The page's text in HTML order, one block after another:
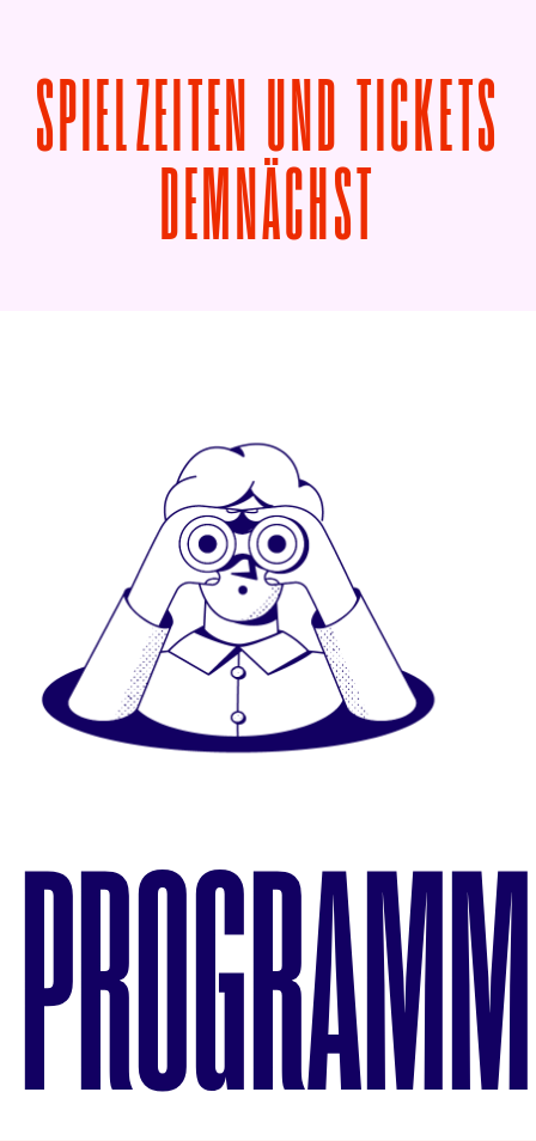
SPIELZEITEN UND TICKETS
DEMNÄCHST
PROGRAMM